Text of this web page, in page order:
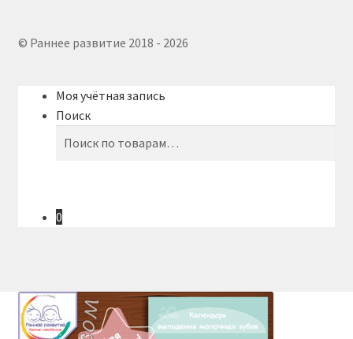
© Раннее развитие 2018 - 2026
Моя учётная запись
Поиск
0